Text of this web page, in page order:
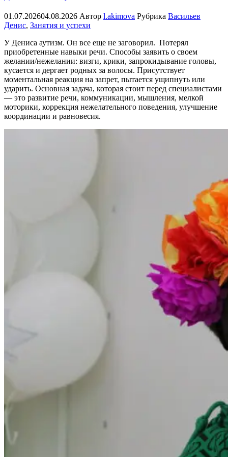
01.07.202604.08.2026 Автор l.akimova Рубрика Васильев
Денис, Занятия и успехи
У Дениса аутизм. Он все еще не заговорил. Потерял
приобретенные навыки речи. Способы заявить о своем
желании/нежелании: визги, крики, запрокидывание головы,
кусается и дергает родных за волосы. Присутствует
моментальная реакция на запрет, пытается ущипнуть или
ударить. Основная задача, которая стоит перед специалистами
— это развитие речи, коммуникации, мышления, мелкой
моторики, коррекция нежелательного поведения, улучшение
координации и равновесия.